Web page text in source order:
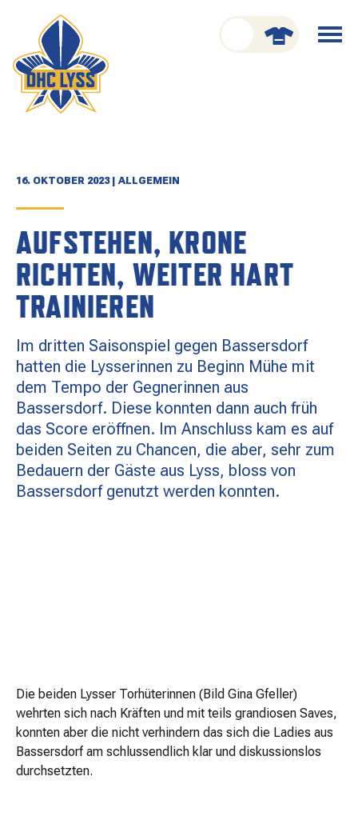
Menü
öffnen
schliessen
CLUB
GESCHICHTE
TEAM
SPIELPLAN
RESULTATE
MATCHBESUCH
AKTUELLES
SPONSOREN
16. OKTOBER 2023 | ALLGEMEIN
AUFSTEHEN, KRONE
RICHTEN, WEITER HART
TRAINIEREN
Im dritten Saisonspiel gegen Bassersdorf
hatten die Lysserinnen zu Beginn Mühe mit
dem Tempo der Gegnerinnen aus
Bassersdorf. Diese konnten dann auch früh
das Score eröffnen. Im Anschluss kam es auf
beiden Seiten zu Chancen, die aber, sehr zum
Bedauern der Gäste aus Lyss, bloss von
Bassersdorf genutzt werden konnten.
Die beiden Lysser Torhüterinnen (Bild Gina Gfeller)
wehrten sich nach Kräften und mit teils grandiosen Saves,
konnten aber die nicht verhindern das sich die Ladies aus
Bassersdorf am schlussendlich klar und diskussionslos
durchsetzten.